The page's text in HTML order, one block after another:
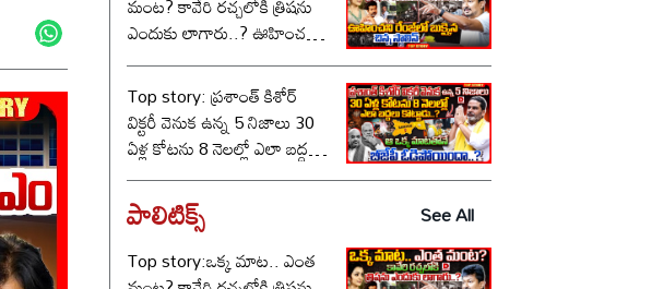
ఎందుకు లాగారు..? ఊహించని
రేంజ్ లో బుక్కైన చిన్న స్టాలిన్..!
Top story: ప్రశాంత్ కిశోర్
విక్టరీ వెనుక ఉన్న 5 నిజాలు 30
ఏళ్ల కోటను 8 నెలల్లో ఎలా బద్దలు
కొట్టాడు..? ఆ ఒక్క మాటతోనే
బీజేపీ ఓడిపోయిందా..?
పాలిటిక్స్‌
See All
Top story:ఒక్క మాట.. ఎంత